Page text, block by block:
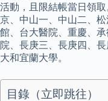
活動，且限結帳當日領
京、中山一、中山二、
館、台大醫院、重慶、
院、長庚三、長庚四、
大和宜蘭大學。
目錄（立即跳往）